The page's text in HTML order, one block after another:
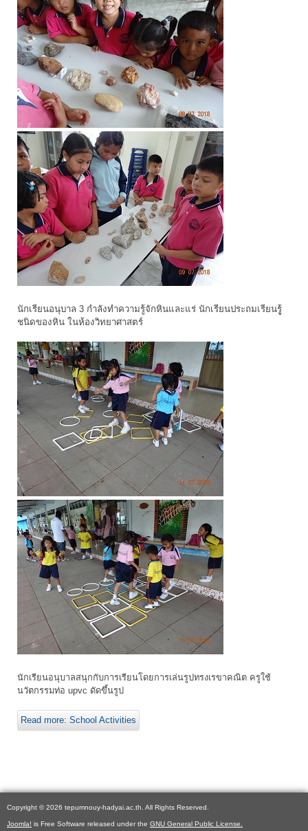
นักเรียนอนุบาล 3 กำลังทำความรู้จักหินและแร่ นักเรียนประถมเรียนรูู้
ชนิดของหิน ในห้องวิทยาศาสตร์
นักเรียนอนุบาลสนุกกับการเรียนโดยการเล่นรูปทรงเรขาคณิต ครูใช้
นวัตกรรมท่อ upvc ดัดขึ้นรูป
Read more: School Activities
Copyright © 2026 tepumnouy-hadyai.ac.th. All Rights Reserved.
Joomla! is Free Software released under the GNU General Public License.